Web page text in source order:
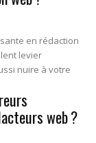
en rédaction
levier
nuire à votre
web ?